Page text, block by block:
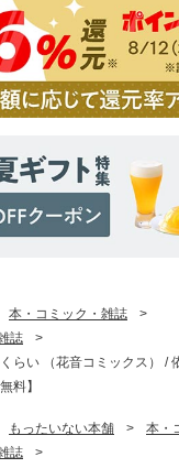
本・コミック・雑誌
>
誌
>
らい （花音コミックス） /
料】
もったいない本舗 > 本・
誌
>